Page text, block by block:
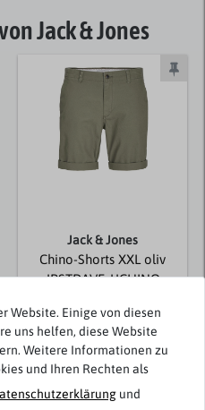
Jack & Jones
Jack & Jones
Chino-Shorts XXL oliv
JPSTDAVE JJCHINO
34,99 € *
Website. Einige von diesen
uns helfen, diese Website
Weitere Informationen zu
und Ihren Rechten als
und